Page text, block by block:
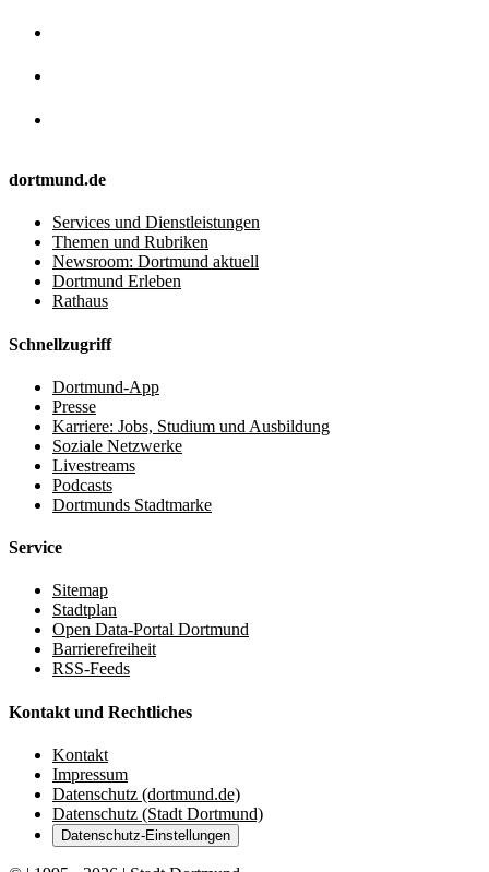
dortmund.de
Services und Dienstleistungen
Themen und Rubriken
Newsroom: Dortmund aktuell
Dortmund Erleben
Rathaus
Schnellzugriff
Dortmund-App
Presse
Karriere: Jobs, Studium und Ausbildung
Soziale Netzwerke
Livestreams
Podcasts
Dortmunds Stadtmarke
Service
Sitemap
Stadtplan
Open Data-Portal Dortmund
Barrierefreiheit
RSS-Feeds
Kontakt und Rechtliches
Kontakt
Impressum
Datenschutz (dortmund.de)
Datenschutz (Stadt Dortmund)
Datenschutz-Einstellungen